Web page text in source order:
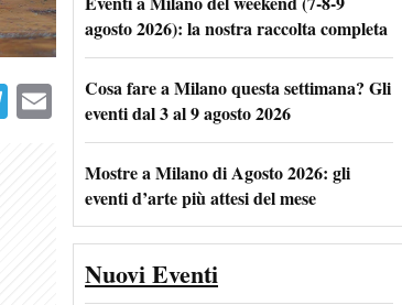
Telegram
Email
agosto 2026): la nostra raccolta completa
Cosa fare a Milano questa settimana? Gli
eventi dal 3 al 9 agosto 2026
Mostre a Milano di Agosto 2026: gli
eventi d’arte più attesi del mese
Nuovi Eventi